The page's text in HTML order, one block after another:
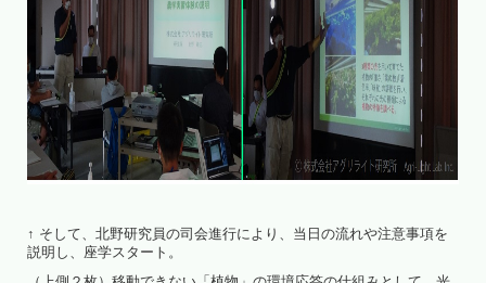
↑ そして、北野研究員の司会進行により、当日の流れや注意事項を
説明し、座学スタート。